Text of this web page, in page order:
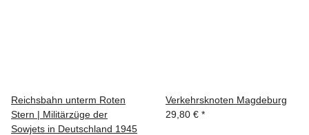
Reichsbahn unterm Roten
Stern | Militärzüge der
Sowjets in Deutschland 1945
Verkehrsknoten Magdeburg
29,80 € *